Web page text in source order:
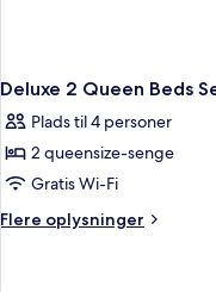
Deluxe 2 Queen Beds
Plads til 4 personer
2 queensize-senge
Gratis Wi-Fi
Flere oplysninger
Flere